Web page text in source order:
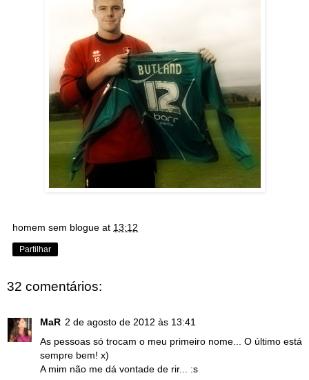
homem sem blogue at 13:12
Partilhar
32 comentários:
MaR 2 de agosto de 2012 às 13:41
As pessoas só trocam o meu primeiro nome... O último está
sempre bem! x)
A mim não me dá vontade de rir... :s